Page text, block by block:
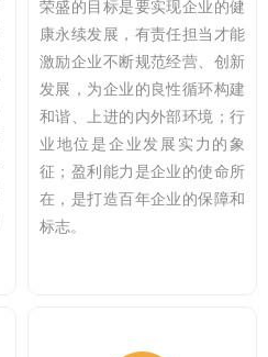
荣盛的目标是要实现企业的健
康永续发展，有责任担当才能
激励企业不断规范经营、创新
发展，为企业的良性循环构建
和谐、上进的内外部环境；行
业地位是企业发展实力的象
征；盈利能力是企业的使命所
在，是打造百年企业的保障和
标志。